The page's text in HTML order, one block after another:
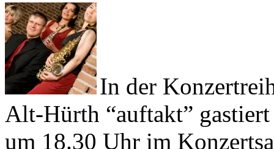
In der
Alt-Hürth “auftakt”
um 18.30 Uhr im